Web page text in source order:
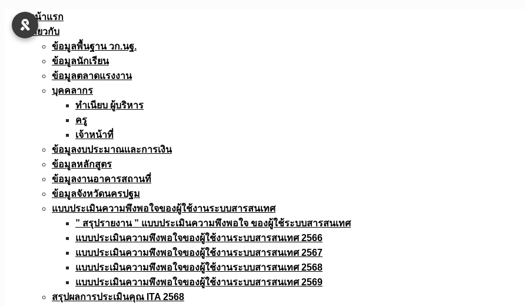
Skip
หน้าแรก
เกี่ยวกับ
ข้อมูลพื้นฐาน วก.นฐ.
ข้อมูลนักเรียน
ข้อมูลตลาดแรงงาน
บุคคลากร
ทำเนียบ ผู้บริหาร
ครู
เจ้าหน้าที่
ข้อมูลงบประมาณเเละการเงิน
ข้อมูลหลักสูตร
ข้อมูลงานอาคารสถานที่
ข้อมูลจังหวัดนครปฐม
แบบประเมินความพึงพอใจของผู้ใช้งานระบบสารสนเทศ
” สรุปรายงาน ” แบบประเมินความพึงพอใจ ของผู้ใช้ระบบสารสนเทศ
แบบประเมินความพึงพอใจของผู้ใช้งานระบบสารสนเทศ 2566
แบบประเมินความพึงพอใจของผู้ใช้งานระบบสารสนเทศ 2567
แบบประเมินความพึงพอใจของผู้ใช้งานระบบสารสนเทศ 2568
แบบประเมินความพึงพอใจของผู้ใช้งานระบบสารสนเทศ 2569
สรุปผลการประเมินคุณ ITA 2568